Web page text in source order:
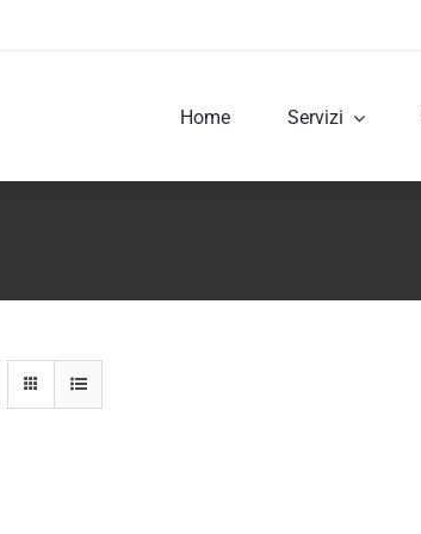
Home Servizi